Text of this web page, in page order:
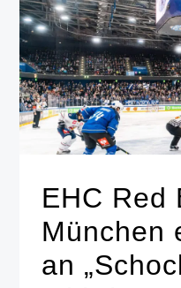
EHC Red
München
an